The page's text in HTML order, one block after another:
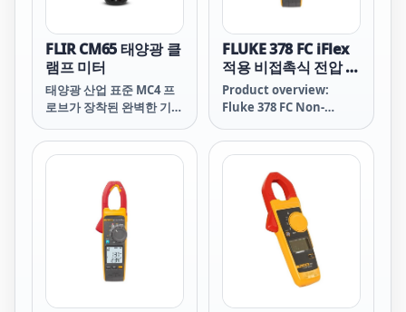
FLIR CM65 태양광 클
램프 미터
태양광 산업 표준 MC4 프
로브가 장착된 완벽한 기능
로 시간을 절약하고 문제를
신속하게 찾아낼 수 있습니
FLUKE 378 FC iFlex
적용 비접촉식 전압 실
효값 AC/DC 클램프
미터
Product overview:
Fluke 378 FC Non-
rms AC/DC Clamp
Meter with iFlex